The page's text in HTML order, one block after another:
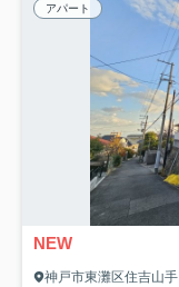
アパート
NEW
神戸市東灘区住吉山手